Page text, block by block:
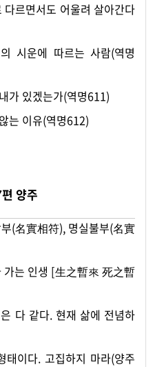
르면서도 어울려 살아간다
시운에 따르는 사람(역명
가 있겠는가(역명611)
는 이유(역명612)
양주
(名實相符), 명실불부(名實
가는 인생 [生之暫來 死之暫
다 같다. 현재 삶에 전념하
이다. 고집하지 마라(양주